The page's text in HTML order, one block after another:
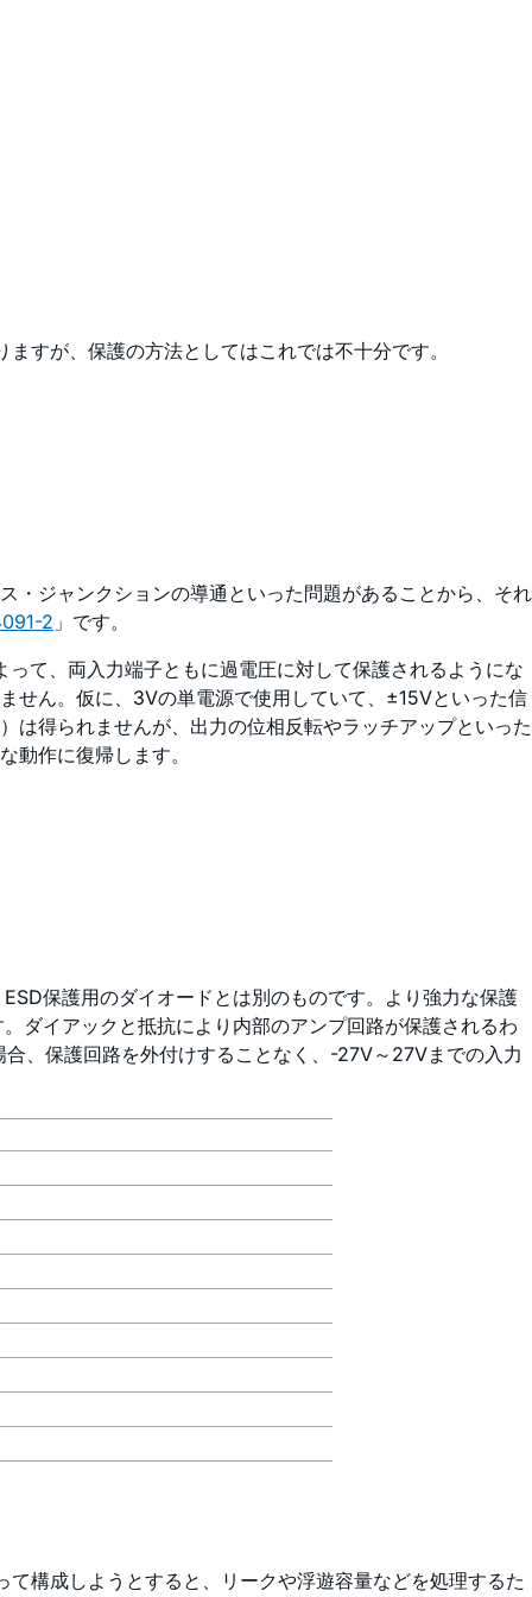
すが、保護の方法としてはこれでは不十分です。
・ジャンクションの導通といった問題があることから、それ
2 」です。
て、両入力端子ともに過電圧に対して保護されるようにな
せん。仮に、3Vの単電源で使用していて、±15Vといった信
は得られませんが、出力の位相反転やラッチアップといった
動作に復帰します。
保護用のダイオードとは別のものです。より強力な保護
ダイアックと抵抗により内部のアンプ回路が保護されるわ
、保護回路を外付けすることなく、-27V～27Vまでの入力
構成しようとすると、リークや浮遊容量などを処理するた